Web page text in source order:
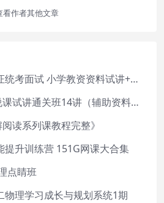
看作者其他文章
2021年教师资格证统考面试 小学教资资料试讲+答辩
中小学美术面试说课试讲通关班14讲（辅助资料第一套）
读系列课教程完整》
提升训练营 151G网课大合集
点睛班
物理学习成长与规划系统1期